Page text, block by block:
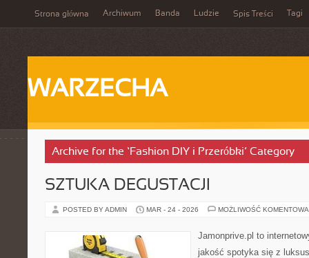
Strona główna Archiwum Banda Ludzie Spis Treści Tagi
WARZECHA
Archive for the ‘Fashion DIY i Przeróbki’ Category
SZTUKA DEGUSTACJI
POSTED BY ADMIN MAR - 24 - 2026 MOŻLIWOŚĆ
Jamonprive.pl to
jakość spotyka się z